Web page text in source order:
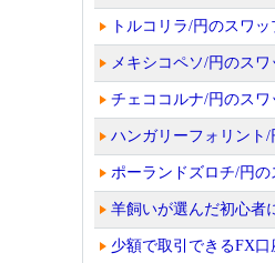
トルコリラ/円のスワッ
メキシコペソ/円のスワ
チェココルナ/円のスワ
ハンガリーフォリント
ポーランドズロチ/円の
羊飼いが選んだ初心者
少額で取引できるFX口